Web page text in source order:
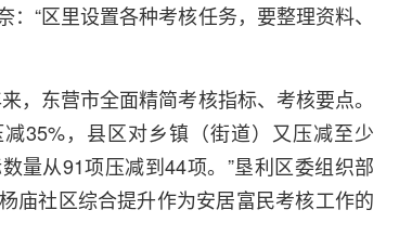
“区里设置各种考核任务，要整理资料、
，东营市全面精简考核指标、考核要点。
35%，县区对乡镇（街道）又压减至少
量从91项压减到44项。”垦利区委组织部
庙社区综合提升作为安居富民考核工作的